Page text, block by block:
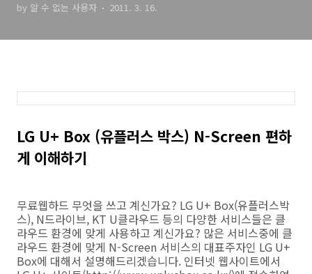
드라이브 서비스 이용 비교해
보니
by 알 수 없는 사용자 2011. 3. 16.
LG U+ Box (유플러스 박스) N-Screen 편하
게 이해하기
무료웹하드 무엇을 쓰고 계신가요? LG U+ Box(유플러스박
스), N드라이브, KT U클라우드 등의 다양한 서비스들은 클
라우드 환경에 맞게 사용하고 계신가요? 많은 서비스중에 클
라우드 환경에 맞게 N-Screen 서비스의 대표주자인 LG U+
Box에 대해서 설명해드리겠습니다. 인터넷 웹사이트에서